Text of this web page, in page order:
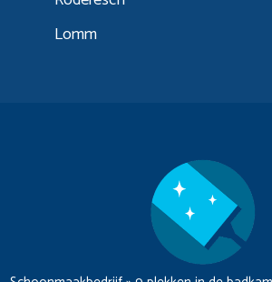
Lomm